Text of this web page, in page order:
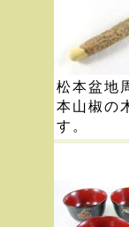
松本盆地
本山椒の
す。